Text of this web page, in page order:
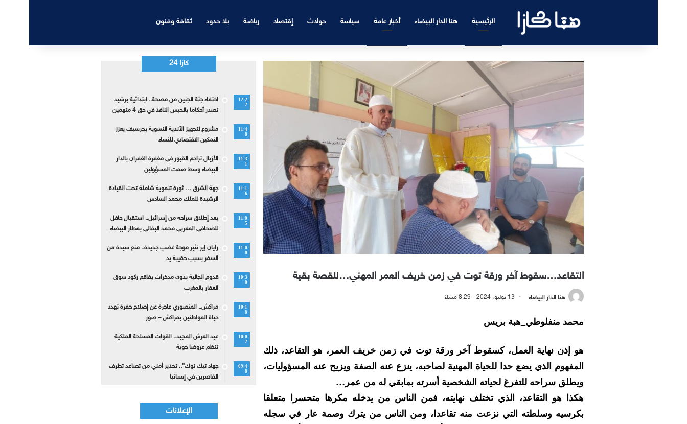
الرئيسية هنا الدار البيضاء أخبار عامة سياسة حوادث إقتصاد رياضة بلا حدود ثقافة وفنون
التقاعد…سقوط آخر ورقة توت في زمن خريف العمر المهني…للقصة بقية
هنا الدار البيضاء 13 يوليو، 2024 - 8:29 مساءً
محمد منفلوطي_هبة بريس
هو إذن نهاية العمل، كسقوط آخر ورقة توت في زمن خريف العمر، هو التقاعد، ذلك
المفهوم الذي يضع حدا للحياة المهنية لصاحبه، ينزع عنه الصفة ويزيح عنه المسؤوليات،
ويطلق سراحه للتفرغ لحياته الشخصية أسرته بمابقي له من عمر…
هكذا هو التقاعد، الذي تختلف نهايته، فمن الناس من يدخله مكرها متحسرا متعلقا
بكرسيه وسلطته التي نزعت منه تقاعدا، ومن الناس من يترك وصمة عار في سجله
كازا 24
12:2
2
اختفاء جثة الجنين من مصحة.. ابتدائية برشيد
تصدر أحكاما بالحبس النافذ في حق 4 متهمين
11:4
8
مشروع لتجهيز الأندية النسوية بجرسيف يعزز
التمكين الاقتصادي للنساء
11:3
1
الأزبال تزاحم القبور في مغفرة الغفران بالدار
البيضاء وسط صمت المسؤولين
11:1
6
جهة الشرق … ثورة تنموية شاملة تحت القيادة
الرشيدة للملك محمد السادس
11:0
5
بعد إطلاق سراحه من إسرائيل.. استقبال حافل
للصحافي المغربي محمد البقالي بمطار البيضاء
11:0
0
رايان إير تثير موجة غضب جديدة.. منع سيدة من
السفر بسبب حقيبة يد
10:3
0
قدوم الجالية بدون مدخرات يفاقم ركود سوق
العقار بالمغرب
10:1
8
مراكش.. المنصوري عاجزة عن إصلاح حفرة تهدد
حياة المواطنين بمراكش – صور
10:0
2
عيد العرش المجيد.. القوات المسلحة الملكية
تنظم عروضا جوية
09:4
8
جهاد تيك توك”.. تحذير أمني من تصاعد تطرف
القاصرين في إسبانيا
الإعلانات